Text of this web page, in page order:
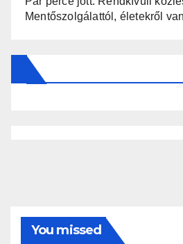
Mentőszolgálattól, életekről
You missed